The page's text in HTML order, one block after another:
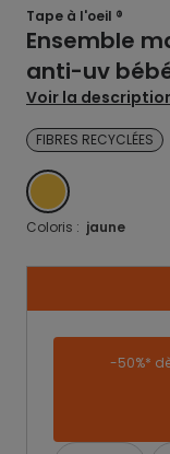
Tape à l'oeil ®
Ensemble
anti-uv
Voir la
FIBRES RECYCLÉES
JAUNE
Coloris : jaune
-50%*